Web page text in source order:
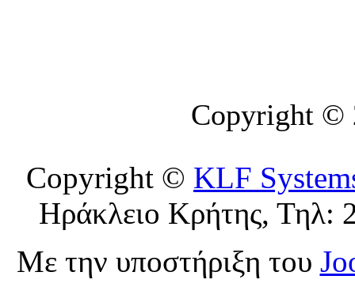
Copyright ©
Copyright © KLF
Ηράκλειο Κρήτης, Τηλ:
Με την υποστήριξη του